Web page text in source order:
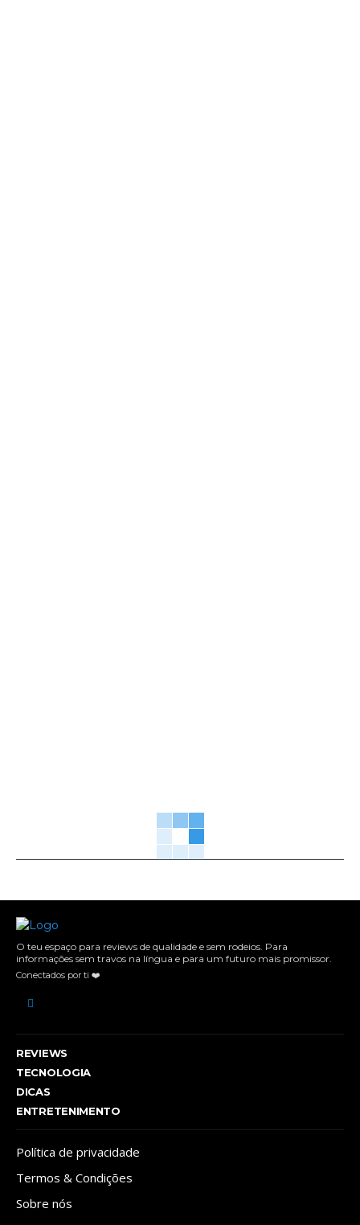
O teu espaço para reviews de qualidade e sem rodeios. Para
informações sem travos na língua e para um futuro mais promissor.
Conectados por ti ❤️
REVIEWS
TECNOLOGIA
DICAS
ENTRETENIMENTO
Política de privacidade
Termos & Condições
Sobre nós